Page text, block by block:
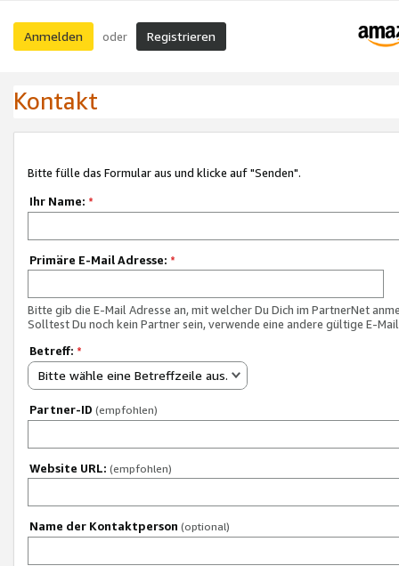
Anmelden oder Registrieren
Kontakt
Bitte fülle das Formular aus und klicke auf "Senden".
Ihr Name: *
Primäre E-Mail Adresse: *
Bitte gib die E-Mail Adresse an, mit welcher Du Dich im PartnerNet
Solltest Du noch kein Partner sein, verwende eine andere gültige E-
Betreff: *
Bitte wähle eine Betreffzeile aus.
Partner-ID (empfohlen)
Website URL: (empfohlen)
Name der Kontaktperson (optional)